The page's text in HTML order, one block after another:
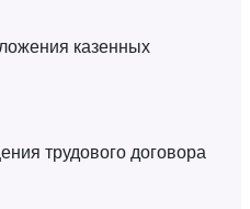
казенных
трудового договора